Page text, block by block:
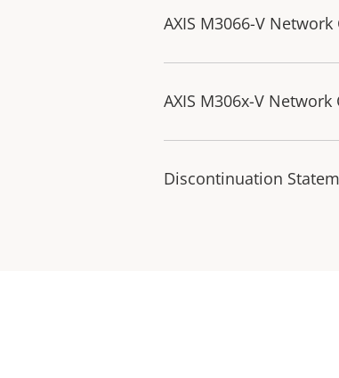
AXIS M3066-V
AXIS M306x-V
Discontinuation